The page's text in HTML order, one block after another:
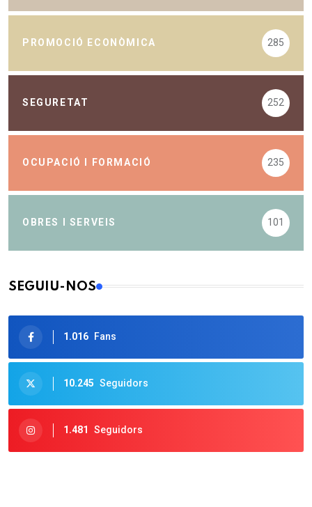
PROMOCIÓ ECONÒMICA 285
SEGURETAT 252
OCUPACIÓ I FORMACIÓ 235
OBRES I SERVEIS 101
SEGUIU-NOS
1.016 Fans
10.245 Seguidors
1.481 Seguidors